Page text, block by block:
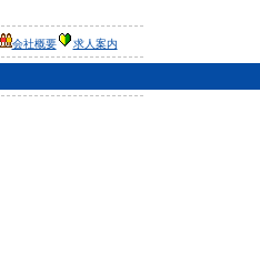
会社概要 求人案内